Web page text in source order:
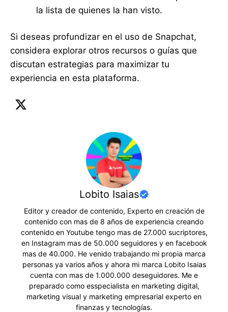
la lista de quienes la han visto.
Si deseas profundizar en el uso de Snapchat,
considera explorar otros recursos o guías que
discutan estrategias para maximizar tu
experiencia en esta plataforma.
Lobito Isaias
Editor y creador de contenido, Experto en creación de
contenido con mas de 8 años de experiencia creando
contenido en Youtube tengo mas de 27.000 sucriptores,
en Instagram mas de 50.000 seguidores y en facebook
mas de 40.000. He venido trabajando mi propia marca
personas ya varios años y ahora mi marca Lobito Isaias
cuenta con mas de 1.000.000 deseguidores. Me e
preparado como esspecialista en marketing digital,
marketing visual y marketing empresarial experto en
finanzas y tecnologías.